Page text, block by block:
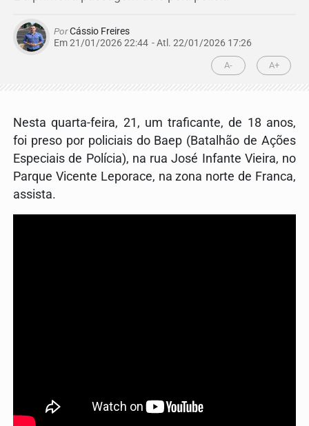
PorCássio Freires
Em 21/01/2026 22:44 - Atl. 22/01/2026 17:26
A- A+
Nesta quarta-feira, 21, um traficante, de 18 anos,
foi preso por policiais do Baep (Batalhão de Ações
Especiais de Polícia), na rua José Infante Vieira, no
Parque Vicente Leporace, na zona norte de Franca,
assista.